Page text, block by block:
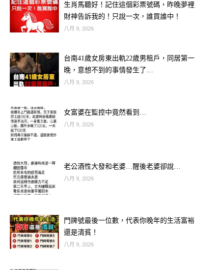
生肖馬聽好！記住這個彩票號碼，昨晚夢裡
財神告訴我的！只說一次，誰買誰中！
八月 9, 2026
台南41歲女房東出軌22歲男租戶，同居第一
晚，意想不到的事情發生了…
八月 9, 2026
女富婆在監控中竟然看到…
八月 9, 2026
老公酒性大發和老婆…醒後老婆卻說…
八月 9, 2026
門牌號最後一位數，代表你晚年的生活富裕
還是清貧！
八月 9, 2026